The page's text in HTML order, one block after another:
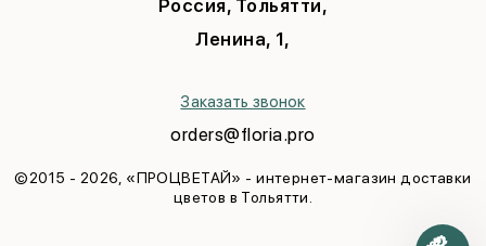
Россия, Тольятти,
Ленина, 1,
Заказать звонок
orders@floria.pro
©2015 - 2026, «ПРОЦВЕТАЙ» - интернет-магазин доставки
цветов в Тольятти.
В благодарность